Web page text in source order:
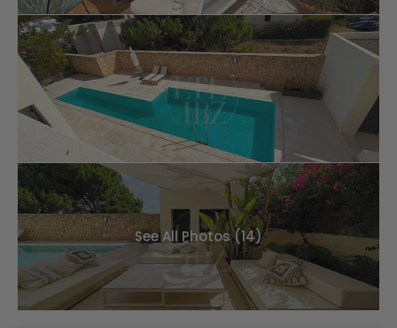
See All Photos (14)